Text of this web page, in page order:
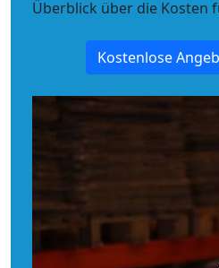
Überblick über die Kosten
Kostenlose